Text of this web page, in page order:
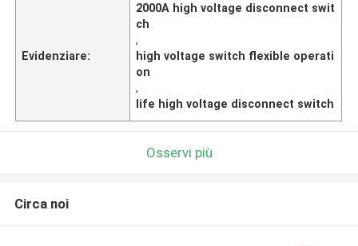
Evidenziare:
2000A high voltage disconnect swit
ch
,
high voltage switch flexible operati
on
,
life high voltage disconnect switch
Osservi più
Circa noi